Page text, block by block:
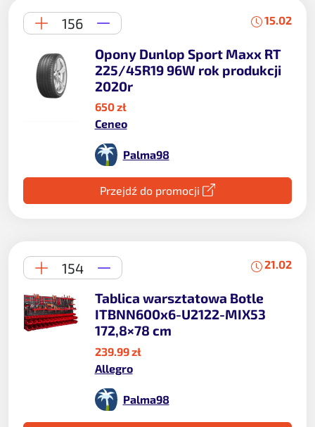
156 15.02
Opony Dunlop Sport Maxx RT
225/45R19 96W rok produkcji
2020r
650 zł
Ceneo
Palma98
Przejdź do promocji
154 21.02
Tablica warsztatowa Botle
ITBNN600x6-U2122-MIX53
172,8×78 cm
239.99 zł
Allegro
Palma98